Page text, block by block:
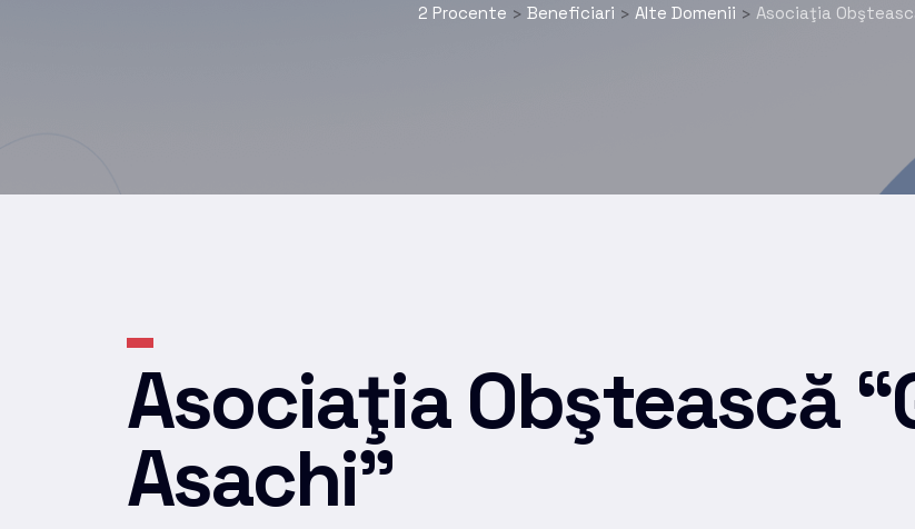
2 Procente > Beneficiari > Alte Domenii > Asociaţia
Asociaţia Obştească
Asachi”